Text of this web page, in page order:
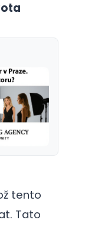
tento
Tato